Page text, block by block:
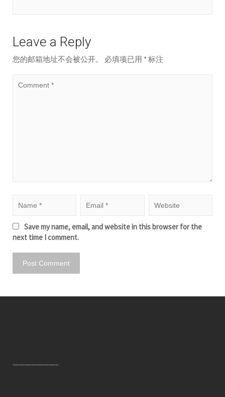
Leave a Reply
您的邮箱地址不会被公开。 必填项已用 *标注
Save my name, email, and website in this browser for the
next time I comment.
———————–